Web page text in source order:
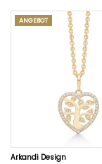
ANGEBOT
Arkandi Design